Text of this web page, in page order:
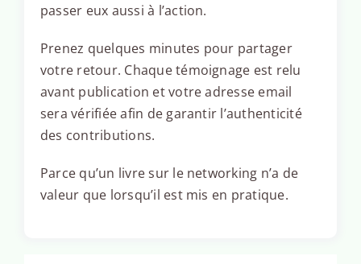
passer eux aussi à l’action.
Prenez quelques minutes pour partager
votre retour. Chaque témoignage est relu
avant publication et votre adresse email
sera vérifiée afin de garantir l’authenticité
des contributions.
Parce qu’un livre sur le networking n’a de
valeur que lorsqu’il est mis en pratique.